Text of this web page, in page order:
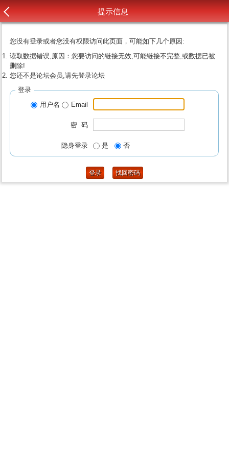
提示信息
您没有登录或者您没有权限访问此页面，可能如下几个原因:
读取数据错误,原因：您要访问的链接无效,可能链接不完整,或数据已被
删除!
您还不是论坛会员,请先登录论坛
登录
用户名
Email
密 码
隐身登录 是 否